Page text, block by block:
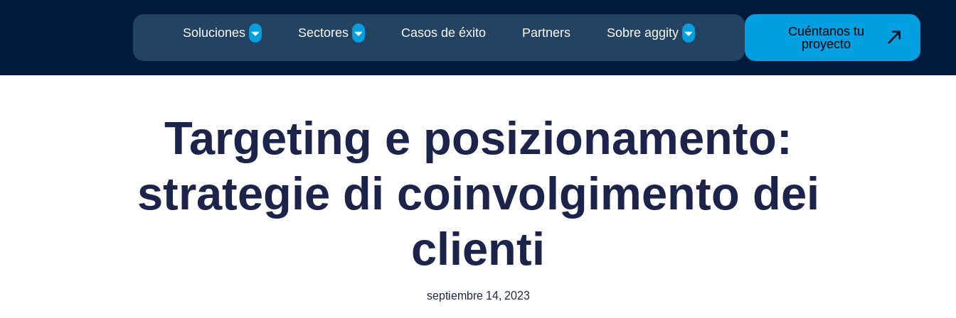
Soluciones Sectores Casos de éxito Partners Sobre aggity
Cuéntanos tu
proyecto
Targeting e posizionamento:
strategie di coinvolgimento dei
clienti
septiembre 14, 2023